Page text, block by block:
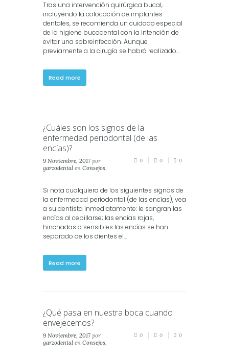
Tras una intervención quirúrgica bucal,
incluyendo la colocación de implantes
dentales, se recomienda un cuidado especial
de la higiene bucodental con la intención de
evitar una sobreinfección. Aunque
previamente a la cirugía se habrá realizado...
Read more
¿Cuáles son los signos de la
enfermedad periodontal (de las
encías)?
9 Noviembre, 2017 por
garzodental en Consejos,
0 0 0
Si nota cualquiera de los siguientes signos de
la enfermedad periodontal (de las encías), vea
a su dentista inmediatamente: le sangran las
encías al cepillarse; las encías rojas,
hinchadas o sensibles las encías se han
separado de los dientes el...
Read more
¿Qué pasa en nuestra boca cuando
envejecemos?
9 Noviembre, 2017 por
garzodental en Consejos,
0 0 0